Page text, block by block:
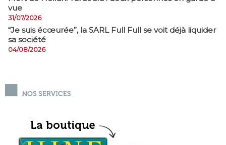
vue
31/07/2026
​“Je suis écœurée”, la SARL Full Full se voit déjà liquider
sa société
04/08/2026